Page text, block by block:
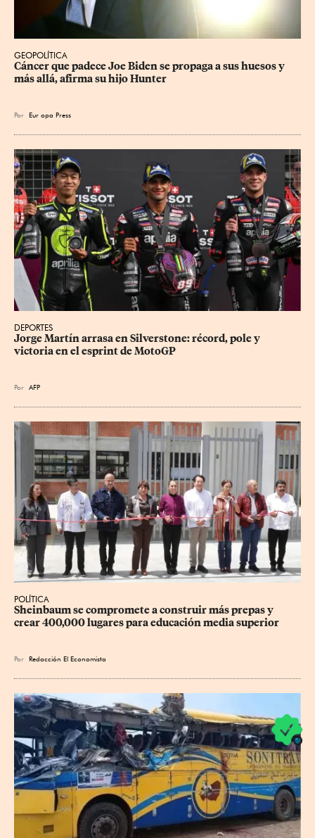
GEOPOLÍTICA
Cáncer que padece Joe Biden se propaga a sus huesos y
más allá, afirma su hijo Hunter
Por Eur opa Press
DEPORTES
Jorge Martín arrasa en Silverstone: récord, pole y
victoria en el esprint de MotoGP
Por AFP
POLÍTICA
Sheinbaum se compromete a construir más prepas y
crear 400,000 lugares para educación media superior
Por Redacción El Economista